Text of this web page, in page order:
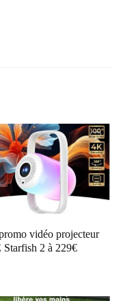
vidéo projecteur
Starfish 2 à 229€